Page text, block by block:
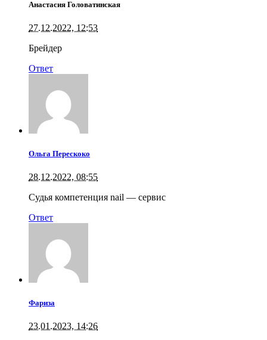
Анастасия Головатинская
27.12.2022, 12:53
Брейдер
Ответ
Ольга Перескоко
28.12.2022, 08:55
Судья компетенция nail — сервис
Ответ
Фариза
23.01.2023, 14:26